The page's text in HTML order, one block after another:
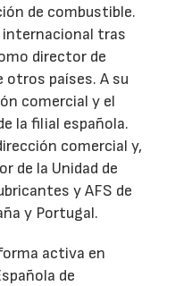
de combustible.
internacional tras
director de
otros países. A su
comercial y el
la filial española.
comercial y,
de la Unidad de
y AFS de
y Portugal.
activa en
de